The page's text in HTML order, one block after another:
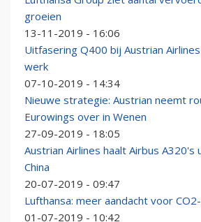
groeien
13-11-2019 - 16:06
Uitfasering Q400 bij Austrian
werk
07-10-2019 - 14:34
Nieuwe strategie: Austrian neemt
Eurowings over in Wenen
27-09-2019 - 18:05
Austrian Airlines haalt Airbus A320's
China
20-07-2019 - 09:47
Lufthansa: meer aandacht voor
01-07-2019 - 10:42